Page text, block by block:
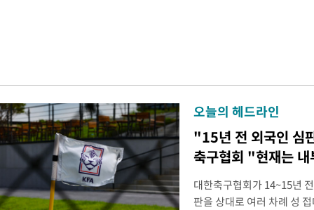
오늘의 헤드라인
"15년 전 외국인 심
축구협회 "현재는
대한축구협회가 14~15년
판을 상대로 여러 차례 성